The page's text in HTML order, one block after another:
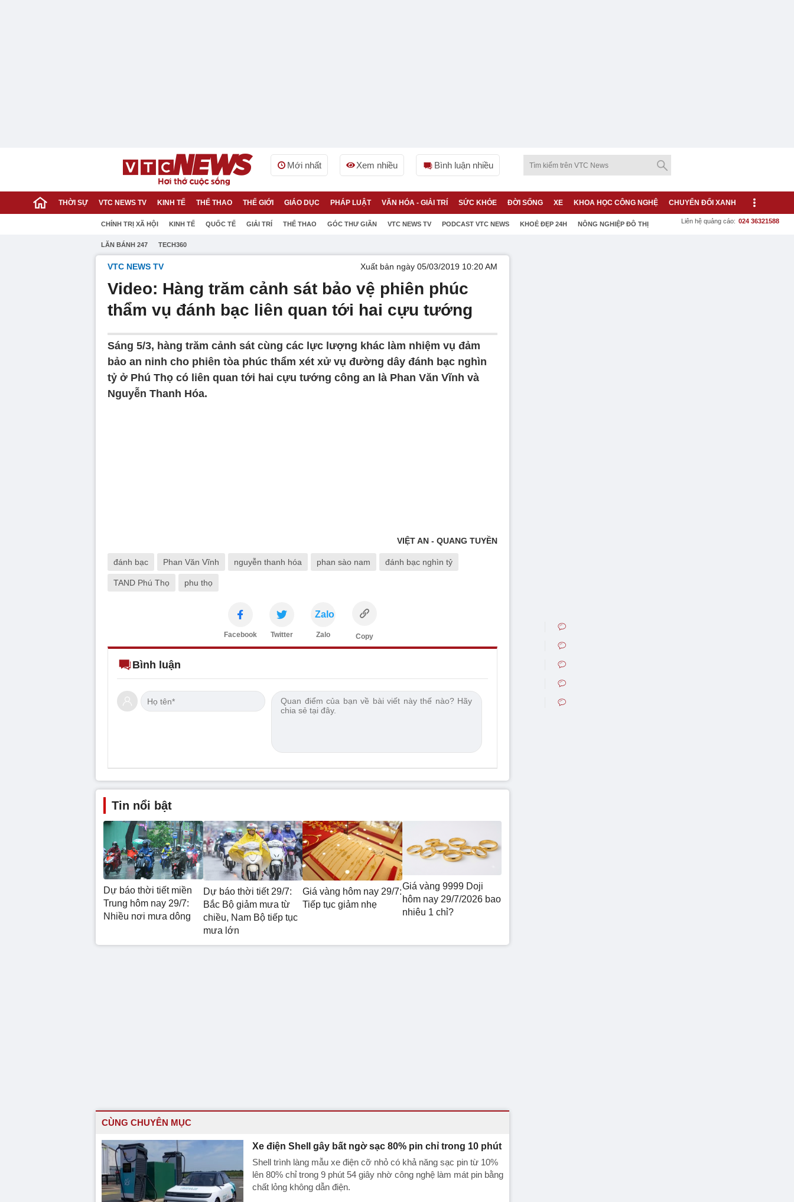
Mới nhất Xem nhiều Bình luận nhiều
THỜI SỰ VTC NEWS TV KINH TẾ THỂ THAO THẾ GIỚI GIÁO DỤC PHÁP LUẬT VĂN HÓA - GIẢI TRÍ SỨC KHỎE ĐỜI SỐNG XE KHOA HỌC CÔNG NGHỆ CHUYỂN ĐỔI XANH
CHÍNH TRỊ XÃ HỘI KINH TẾ QUỐC TẾ GIẢI TRÍ THỂ THAO GÓC THƯ GIÃN VTC NEWS TV PODCAST VTC NEWS KHOẺ ĐẸP 24H NÔNG NGHIỆP ĐÔ THỊ
LĂN BÁNH 247 TECH360
Liên hệ quảng cáo: 024 36321588
VTC NEWS TV Xuất bản ngày 05/03/2019 10:20 AM
Video: Hàng trăm cảnh sát bảo vệ phiên phúc
thẩm vụ đánh bạc liên quan tới hai cựu tướng
Sáng 5/3, hàng trăm cảnh sát cùng các lực lượng khác làm nhiệm vụ đảm
bảo an ninh cho phiên tòa phúc thẩm xét xử vụ đường dây đánh bạc nghìn
tỷ ở Phú Thọ có liên quan tới hai cựu tướng công an là Phan Văn Vĩnh và
Nguyễn Thanh Hóa.
VIỆT AN - QUANG TUYỀN
đánh bạc Phan Văn Vĩnh nguyễn thanh hóa phan sào nam đánh bạc nghìn tỷ
TAND Phú Thọ phu thọ
Facebook Twitter
Zalo
Zalo Copy
Bình luận
Tin nổi bật
Dự báo thời tiết miền
Trung hôm nay 29/7:
Nhiều nơi mưa dông
Dự báo thời tiết 29/7:
Bắc Bộ giảm mưa từ
chiều, Nam Bộ tiếp tục
mưa lớn
Giá vàng hôm nay 29/7:
Tiếp tục giảm nhẹ
Giá vàng 9999 Doji
hôm nay 29/7/2026 bao
nhiêu 1 chỉ?
CÙNG CHUYÊN MỤC
Xe điện Shell gây bất ngờ sạc 80% pin chỉ trong 10 phút
Shell trình làng mẫu xe điện cỡ nhỏ có khả năng sạc pin từ 10%
lên 80% chỉ trong 9 phút 54 giây nhờ công nghệ làm mát pin bằng
chất lỏng không dẫn điện.